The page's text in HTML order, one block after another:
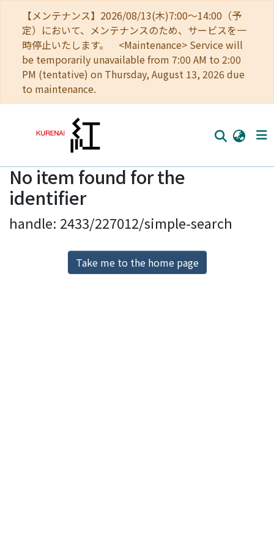
【メンテナンス】2026/08/13(木)7:00～14:00（予
定）において、メンテナンスのため、サービスを一
時停止いたします。 <Maintenance> Service will
be temporarily unavailable from 7:00 AM to 2:00
PM (tentative) on Thursday, August 13, 2026 due
to maintenance.
Home
Communities
Browse
Download Ranking
No item found for the
identifier
handle: 2433/227012/simple-search
Take me to the home page